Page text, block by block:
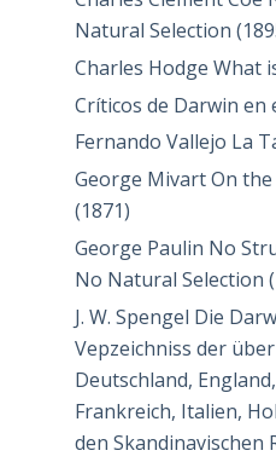
Natural Selection
Charles Hodge What
Críticos de Darwin en
Fernando Vallejo La
George Mivart On the
(1871)
George Paulin No
No Natural Selection
J. W. Spengel Die
Vepzeichniss der
Deutschland,
Frankreich, Italien,
den Skandinavischen